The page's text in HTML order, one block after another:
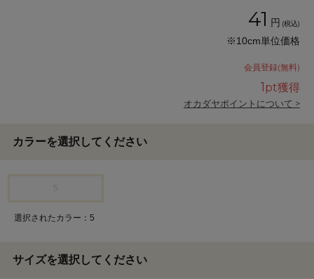
41 円 (税込)
※10cm単位価格
会員登録(無料)
1pt獲得
オカダヤポイントについて >
カラーを選択してください
選択されたカラー：5
サイズを選択してください